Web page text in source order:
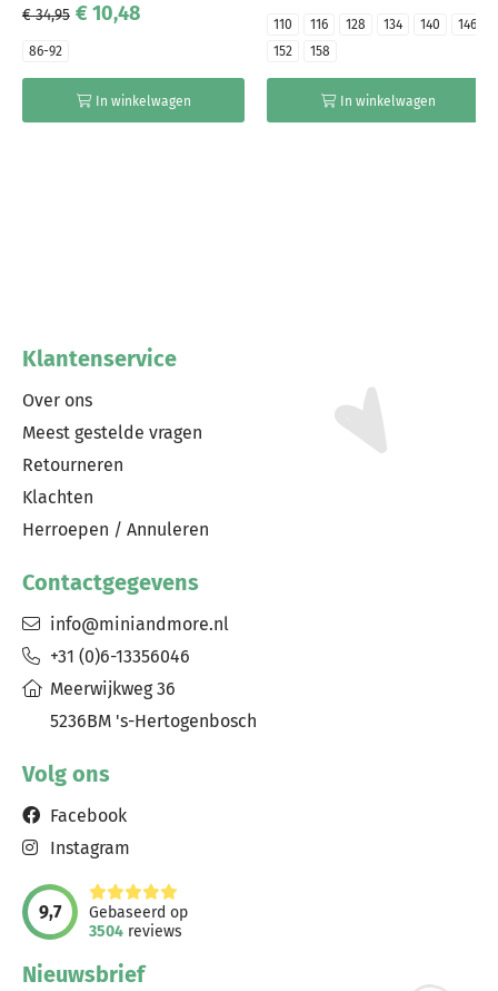
€ 34,95 € 10,48
86-92
In winkelwagen
110 116 128 134 140
146
152
158
In winkelwagen
Klantenservice
Over ons
Meest gestelde vragen
Retourneren
Klachten
Herroepen / Annuleren
Contactgegevens
info@miniandmore.nl
+31 (0)6-13356046
Meerwijkweg 36
5236BM 's-Hertogenbosch
Volg ons
Facebook
Instagram
9,7
Gebaseerd op
3504 reviews
Nieuwsbrief